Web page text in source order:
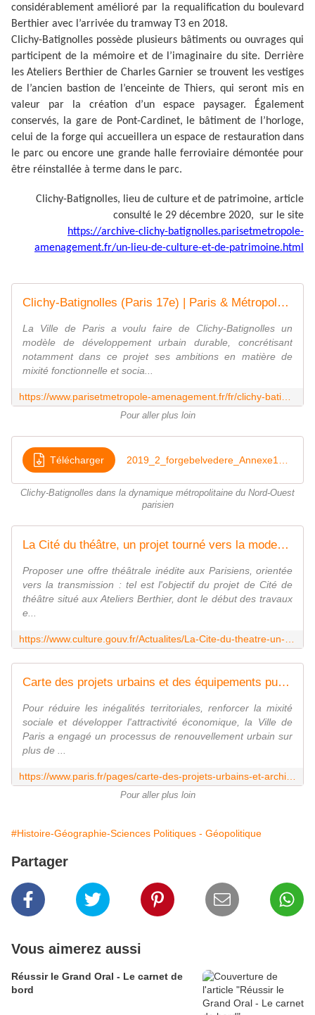
considérablement amélioré par la requalification du boulevard
Berthier avec l’arrivée du tramway T3 en 2018.
Clichy-Batignolles possède plusieurs bâtiments ou ouvrages qui
participent de la mémoire et de l’imaginaire du site. Derrière
les Ateliers Berthier de Charles Garnier se trouvent les vestiges
de l’ancien bastion de l’enceinte de Thiers, qui seront mis en
valeur par la création d’un espace paysager. Également
conservés, la gare de Pont-Cardinet, le bâtiment de l’horloge,
celui de la forge qui accueillera un espace de restauration dans
le parc ou encore une grande halle ferroviaire démontée pour
être réinstallée à terme dans le parc.
Clichy-Batignolles, lieu de culture et de patrimoine, article
consulté le 29 décembre 2020, sur le site
https://archive-clichy-batignolles.parisetmetropole-
amenagement.fr/un-lieu-de-culture-et-de-patrimoine.html
Clichy-Batignolles (Paris 17e) | Paris & Métropole Aménagement
La Ville de Paris a voulu faire de Clichy-Batignolles un
modèle de développement urbain durable, concrétisant
notamment dans ce projet ses ambitions en matière de
mixité fonctionnelle et socia...
Pour aller plus loin
Télécharger
Clichy-Batignolles dans la dynamique métropolitaine du Nord-Ouest
parisien
La Cité du théâtre, un projet tourné vers la modernité
Proposer une offre théâtrale inédite aux Parisiens, orientée
vers la transmission : tel est l'objectif du projet de Cité de
théâtre situé aux Ateliers Berthier, dont le début des travaux
e...
Carte des projets urbains et des équipements publics
Pour réduire les inégalités territoriales, renforcer la mixité
sociale et développer l'attractivité économique, la Ville de
Paris a engagé un processus de renouvellement urbain sur
plus de ...
Pour aller plus loin
#Histoire-Géographie-Sciences Politiques - Géopolitique
Partager
Vous aimerez aussi
Réussir le Grand Oral - Le carnet de
bord